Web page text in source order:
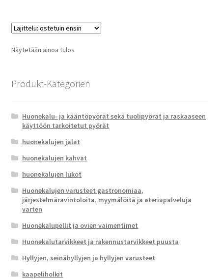
Näytetään ainoa tulos
Produkt-Kategorien
Huonekalu- ja kääntöpyörät sekä tuolipyörät ja raskaaseen
käyttöön tarkoitetut pyörät
huonekalujen jalat
huonekalujen kahvat
huonekalujen lukot
Huonekalujen varusteet gastronomiaa,
järjestelmäravintoloita, myymälöitä ja ateriapalveluja
varten
Huonekalupellit ja ovien vaimentimet
Huonekalutarvikkeet ja rakennustarvikkeet puusta
Hyllyjen, seinähyllyjen ja hyllyjen varusteet
kaapeliholkit